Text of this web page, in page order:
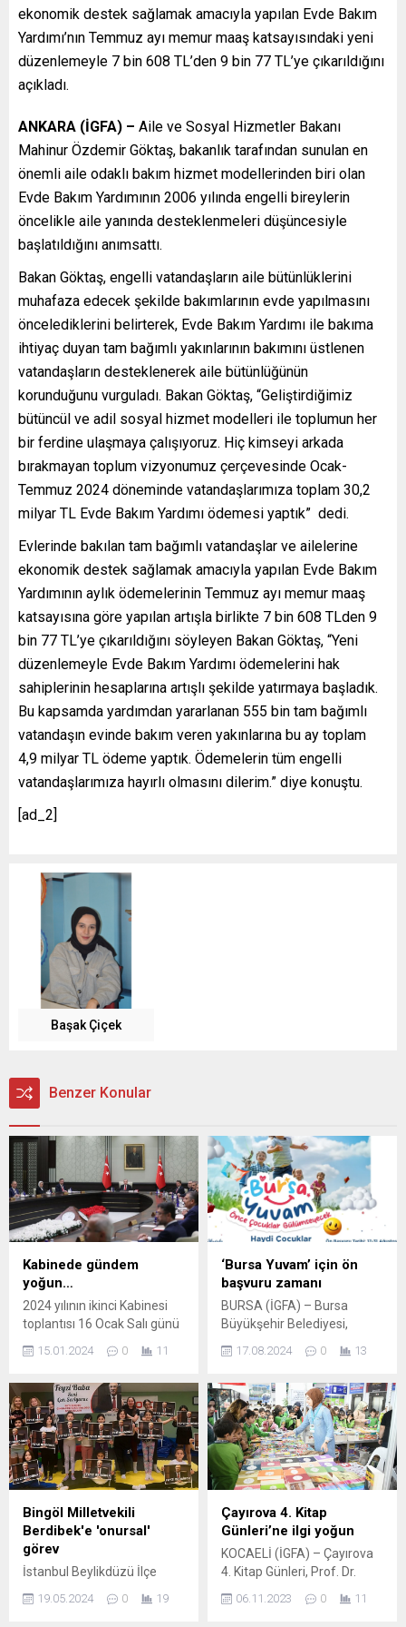
ekonomik destek sağlamak amacıyla yapılan Evde Bakım
Yardımı’nın Temmuz ayı memur maaş katsayısındaki yeni
düzenlemeyle 7 bin 608 TL’den 9 bin 77 TL’ye çıkarıldığını
açıkladı.
ANKARA (İGFA) – Aile ve Sosyal Hizmetler Bakanı
Mahinur Özdemir Göktaş, bakanlık tarafından sunulan en
önemli aile odaklı bakım hizmet modellerinden biri olan
Evde Bakım Yardımının 2006 yılında engelli bireylerin
öncelikle aile yanında desteklenmeleri düşüncesiyle
başlatıldığını anımsattı.
Bakan Göktaş, engelli vatandaşların aile bütünlüklerini
muhafaza edecek şekilde bakımlarının evde yapılmasını
öncelediklerini belirterek, Evde Bakım Yardımı ile bakıma
ihtiyaç duyan tam bağımlı yakınlarının bakımını üstlenen
vatandaşların desteklenerek aile bütünlüğünün
korunduğunu vurguladı. Bakan Göktaş, “Geliştirdiğimiz
bütüncül ve adil sosyal hizmet modelleri ile toplumun her
bir ferdine ulaşmaya çalışıyoruz. Hiç kimseyi arkada
bırakmayan toplum vizyonumuz çerçevesinde Ocak-
Temmuz 2024 döneminde vatandaşlarımıza toplam 30,2
milyar TL Evde Bakım Yardımı ödemesi yaptık” dedi.
Evlerinde bakılan tam bağımlı vatandaşlar ve ailelerine
ekonomik destek sağlamak amacıyla yapılan Evde Bakım
Yardımının aylık ödemelerinin Temmuz ayı memur maaş
katsayısına göre yapılan artışla birlikte 7 bin 608 TLden 9
bin 77 TL’ye çıkarıldığını söyleyen Bakan Göktaş, “Yeni
düzenlemeyle Evde Bakım Yardımı ödemelerini hak
sahiplerinin hesaplarına artışlı şekilde yatırmaya başladık.
Bu kapsamda yardımdan yararlanan 555 bin tam bağımlı
vatandaşın evinde bakım veren yakınlarına bu ay toplam
4,9 milyar TL ödeme yaptık. Ödemelerin tüm engelli
vatandaşlarımıza hayırlı olmasını dilerim.” diye konuştu.
[ad_2]
Başak Çiçek
Benzer Konular
Kabinede gündem
yoğun…
2024 yılının ikinci Kabinesi
toplantısı 16 Ocak Salı günü
maaşlarına yönelik
mücadele öncelikli gündem
maddeleri arasında yer
alacak. ANKARA (İGFA) –
Cumhurbaşkanlığı Kabinesi,
16 Ocak Salı günü
Beştepe’de Cumhurbaşkanı
Recep Tayyip Erdoğan
başkanlığında toplanacak.
En düşük emekli aylığını da
içeren düzenleme için
Cumhurbaşkanı Yardımcısı...
15.01.2024 0 11
‘Bursa Yuvam’ için ön
başvuru zamanı
BURSA (İGFA) – Bursa
Büyükşehir Belediyesi,
döneminde okul öncesi
6 yaş aralığındaki (48-68
aylık) 3500 çocuğa, ‘Bursa
Yuvam Çocuk Eğitim
Merkezleri’nde eğitim
vermeye hazırlanıyor. Milli
Eğitim müfredatının
uygulanacağı 30 merkezde,
sabah ve öğlen olmak üzere
ikili sistemde eğitim hizmeti
sunularak ailelere destek
olunacak. Tüm
merkezlerde...
17.08.2024 0 13
Bingöl Milletvekili
Berdibek'e 'onursal'
görev
İstanbul Beylikdüzü İlçe
Milletvekili Feyzi Berdibek’i
19.05.2024 0 19
Çayırova 4. Kitap
Günleri’ne ilgi yoğun
KOCAELİ (İGFA) – Çayırova
4. Kitap Günleri, Prof. Dr.
Merkezi’nde tüm hızıyla
06.11.2023 0 11